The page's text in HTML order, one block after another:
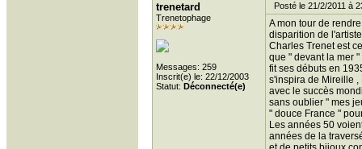
trenetard
Trenetophage
Messages: 259
Inscrit(e) le: 22/12/2003
Statut: Déconnecté(e)
Posté le 21/2/2011 à
A mon tour de
disparition de
Charles Trenet est
que " devant la mer
fit ses débuts en
s'inspira de Mireille ,
avec le succès
sans oublier " mes
" douce France "
Les années 50
années de la